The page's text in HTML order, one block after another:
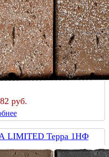
руб.
LIMITED Терра 1НФ